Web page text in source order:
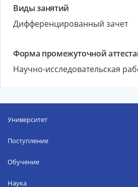
Виды занятий
Дифференцированный зачет
Форма промежуточной
Научно-исследовательская
Университет
Поступление
Обучение
Наука